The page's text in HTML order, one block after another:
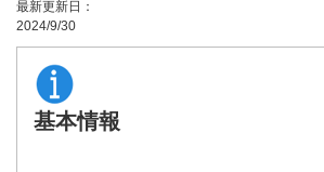
最新更新日：
2024/9/30
基本情報